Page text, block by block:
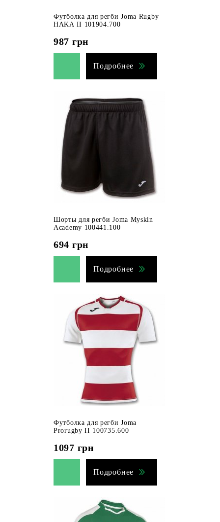
Футболка для регби Joma Rugby
HAKA II 101904.700
987 грн
Подробнее
Шорты для регби Joma Myskin
Academy 100441.100
694 грн
Подробнее
Футболка для регби Joma
Prorugby II 100735.600
1097 грн
Подробнее